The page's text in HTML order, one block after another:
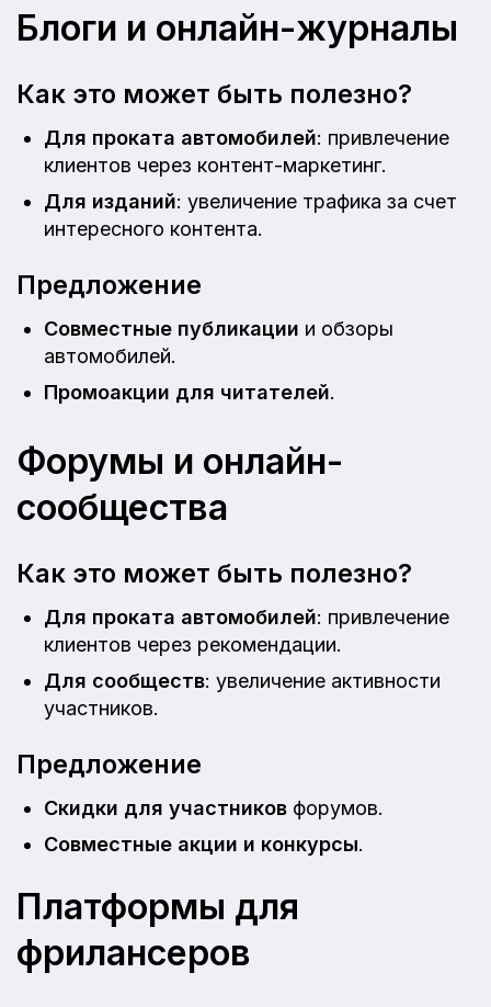
Блоги и онлайн-журналы
Как это может быть полезно?
Для проката автомобилей: привлечение
клиентов через контент-маркетинг.
Для изданий: увеличение трафика за счет
интересного контента.
Предложение
Совместные публикации и обзоры
автомобилей.
Промоакции для читателей.
Форумы и онлайн-
сообщества
Как это может быть полезно?
Для проката автомобилей: привлечение
клиентов через рекомендации.
Для сообществ: увеличение активности
участников.
Предложение
Скидки для участников форумов.
Совместные акции и конкурсы.
Платформы для
фрилансеров